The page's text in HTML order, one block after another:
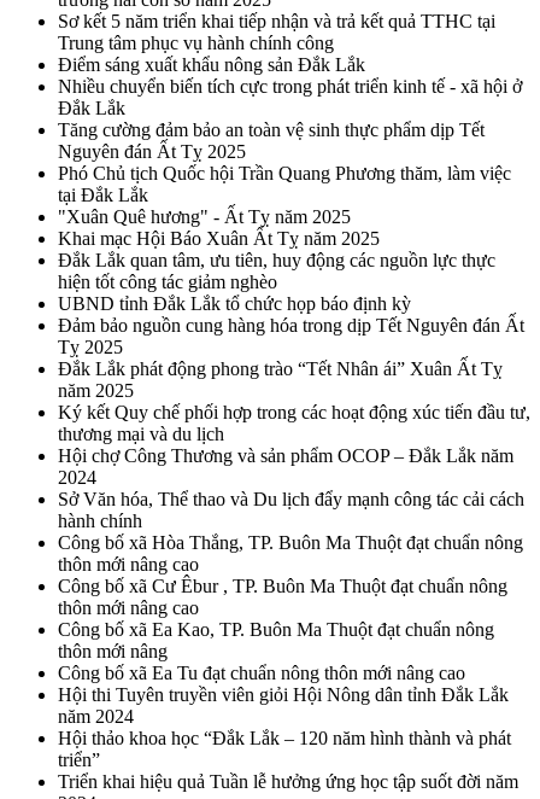
Sơ kết 5 năm triển khai tiếp nhận và trả kết quả TTHC tại
Trung tâm phục vụ hành chính công
Điểm sáng xuất khẩu nông sản Đắk Lắk
Nhiều chuyển biến tích cực trong phát triển kinh tế - xã hội ở
Đắk Lắk
Tăng cường đảm bảo an toàn vệ sinh thực phẩm dịp Tết
Nguyên đán Ất Tỵ 2025
Phó Chủ tịch Quốc hội Trần Quang Phương thăm, làm việc
tại Đắk Lắk
"Xuân Quê hương" - Ất Tỵ năm 2025
Khai mạc Hội Báo Xuân Ất Tỵ năm 2025
Đắk Lắk quan tâm, ưu tiên, huy động các nguồn lực thực
hiện tốt công tác giảm nghèo
UBND tỉnh Đắk Lắk tổ chức họp báo định kỳ
Đảm bảo nguồn cung hàng hóa trong dịp Tết Nguyên đán Ất
Tỵ 2025
Đắk Lắk phát động phong trào “Tết Nhân ái” Xuân Ất Tỵ
năm 2025
Ký kết Quy chế phối hợp trong các hoạt động xúc tiến đầu tư,
thương mại và du lịch
Hội chợ Công Thương và sản phẩm OCOP – Đắk Lắk năm
2024
Sở Văn hóa, Thể thao và Du lịch đẩy mạnh công tác cải cách
hành chính
Công bố xã Hòa Thắng, TP. Buôn Ma Thuột đạt chuẩn nông
thôn mới nâng cao
Công bố xã Cư Êbur , TP. Buôn Ma Thuột đạt chuẩn nông
thôn mới nâng cao
Công bố xã Ea Kao, TP. Buôn Ma Thuột đạt chuẩn nông
thôn mới nâng
Công bố xã Ea Tu đạt chuẩn nông thôn mới nâng cao
Hội thi Tuyên truyền viên giỏi Hội Nông dân tỉnh Đắk Lắk
năm 2024
Hội thảo khoa học “Đắk Lắk – 120 năm hình thành và phát
triển”
Triển khai hiệu quả Tuần lễ hưởng ứng học tập suốt đời năm